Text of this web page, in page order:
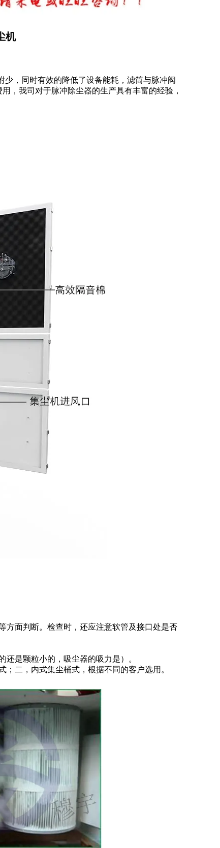
机
，同时有效的降低了设备能耗，滤筒与脉冲阀
，我司对于脉冲除尘器的生产具有丰富的经验，
方面判断。检查时，还应注意软管及接口处是否
是颗粒小的，吸尘器的吸力是）。
二，内式集尘桶式，根据不同的客户选用。